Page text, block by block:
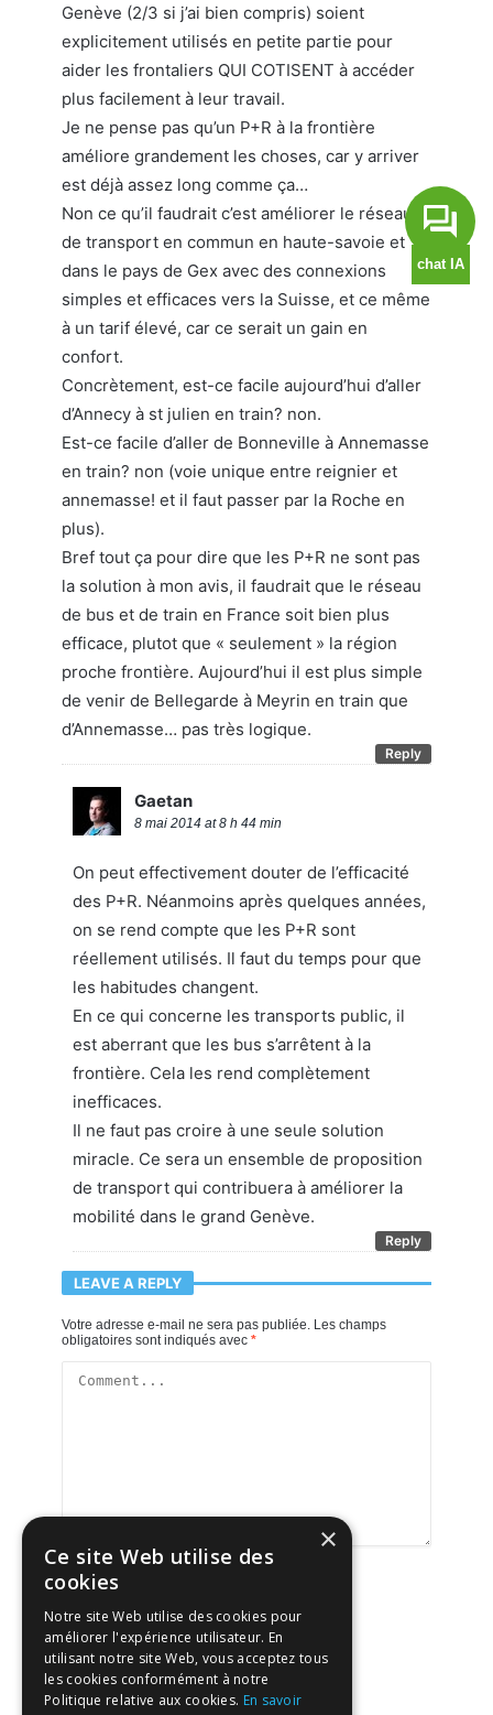
Genève (2/3 si j’ai bien compris) soient
explicitement utilisés en petite partie pour
aider les frontaliers QUI COTISENT à accéder
plus facilement à leur travail.
Je ne pense pas qu’un P+R à la frontière
améliore grandement les choses, car y arriver
est déjà assez long comme ça…
Non ce qu’il faudrait c’est améliorer le réseau
de transport en commun en haute-savoie et
dans le pays de Gex avec des connexions
simples et efficaces vers la Suisse, et ce même
à un tarif élevé, car ce serait un gain en
confort.
Concrètement, est-ce facile aujourd’hui d’aller
d’Annecy à st julien en train? non.
Est-ce facile d’aller de Bonneville à Annemasse
en train? non (voie unique entre reignier et
annemasse! et il faut passer par la Roche en
plus).
Bref tout ça pour dire que les P+R ne sont pas
la solution à mon avis, il faudrait que le réseau
de bus et de train en France soit bien plus
efficace, plutot que « seulement » la région
proche frontière. Aujourd’hui il est plus simple
de venir de Bellegarde à Meyrin en train que
d’Annemasse… pas très logique.
Reply
Gaetan
8 mai 2014 at 8 h 44 min
On peut effectivement douter de l’efficacité
des P+R. Néanmoins après quelques années,
on se rend compte que les P+R sont
réellement utilisés. Il faut du temps pour que
les habitudes changent.
En ce qui concerne les transports public, il
est aberrant que les bus s’arrêtent à la
frontière. Cela les rend complètement
inefficaces.
Il ne faut pas croire à une seule solution
miracle. Ce sera un ensemble de proposition
de transport qui contribuera à améliorer la
mobilité dans le grand Genève.
Reply
LEAVE A REPLY
Votre adresse e-mail ne sera pas publiée. Les champs
obligatoires sont indiqués avec *
×
Ce site Web utilise des
cookies
Notre site Web utilise des cookies pour
améliorer l'expérience utilisateur. En
utilisant notre site Web, vous acceptez tous
les cookies conformément à notre
Politique relative aux cookies. En savoir